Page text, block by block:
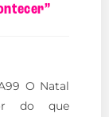
O Natal
do que